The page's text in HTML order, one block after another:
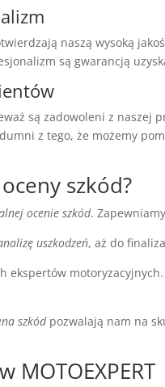
naszą wysoką
są gwarancją
są zadowoleni z naszej
z tego, że możemy
szkód?
ocenie szkód.
uszkodzeń, aż do
ekspertów
szkódpozwalają nam na
MOTOEXPERT